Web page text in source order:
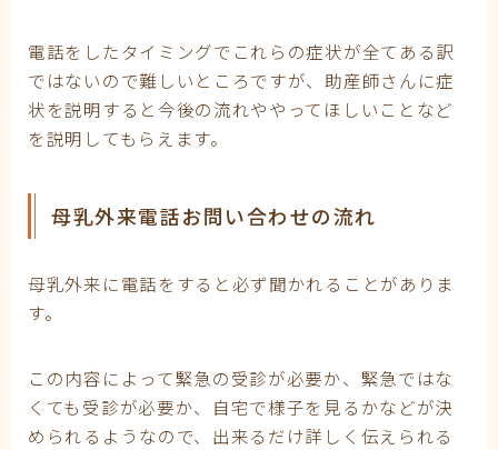
電話をしたタイミングでこれらの症状が全てある訳
ではないので難しいところですが、助産師さんに症
状を説明すると今後の流れややってほしいことなど
を説明してもらえます。
母乳外来電話お問い合わせの流れ
母乳外来に電話をすると必ず聞かれることがありま
す。
この内容によって緊急の受診が必要か、緊急ではな
くても受診が必要か、自宅で様子を見るかなどが決
められるようなので、出来るだけ詳しく伝えられる